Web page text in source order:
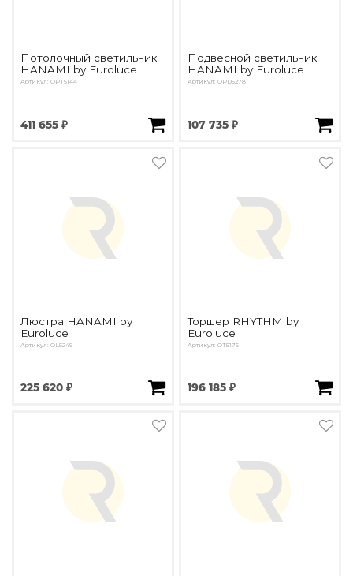
Потолочный светильник
HANAMI by Euroluce
Артикул: OPT5144
411 655 ₽
Подвесной светильник
HANAMI by Euroluce
Артикул: OPD5278
107 735 ₽
Люстра HANAMI by
Euroluce
Артикул: OL5249
225 620 ₽
Торшер RHYTHM by
Euroluce
Артикул: OT5176
196 185 ₽